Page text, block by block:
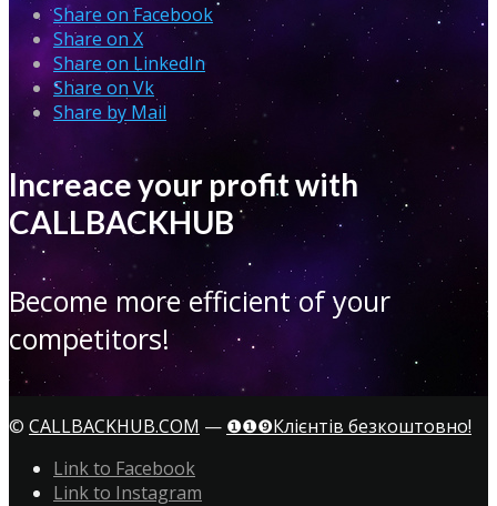
Share on Facebook
Share on X
Share on LinkedIn
Share on Vk
Share by Mail
Increace your profit with
CALLBACKHUB
Become more efficient of your
competitors!
© CALLBACKHUB.COM — ❶❶❾Клієнтів безкоштовно!
Link to Facebook
Link to Instagram